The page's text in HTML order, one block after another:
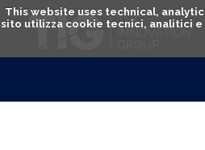
This website uses technical,
sito utilizza cookie tecnici, analitici